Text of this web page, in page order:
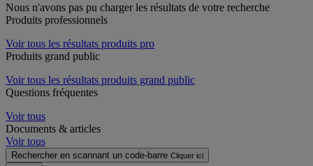
Nous n'avons pas pu charger les résultats de votre recherche
Produits professionnels
Voir tous les résultats produits pro
Produits grand public
Voir tous les résultats produits grand public
Questions fréquentes
Voir tous
Documents & articles
Voir tous
Rechercher en scannant un code-barre Cliquer ici